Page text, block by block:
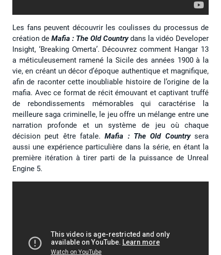
Les fans peuvent découvrir les coulisses du processus de
création de Mafia : The Old Countrydans la vidéo Developer
Insight, ‘Breaking Omerta’. Découvrez comment Hangar 13
a méticuleusement ramené la Sicile des années 1900 à la
vie, en créant un décor d’époque authentique et magnifique,
afin de raconter cette inoubliable histoire de l’origine de la
mafia. Avec ce format de récit émouvant et captivant truffé
de rebondissements mémorables qui caractérise la
meilleure saga criminelle, le jeu offre un mélange entre une
narration profonde et un système de jeu où chaque
décision peut être fatale.Mafia : The Old Countrysera
aussi une expérience particulière dans la série, en étant la
première itération à tirer parti de la puissance de Unreal
Engine 5.